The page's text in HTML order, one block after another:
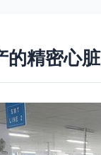
的精密心脏